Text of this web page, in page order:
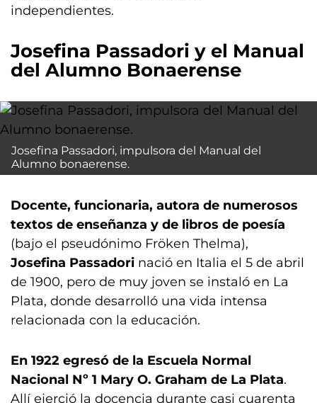
independientes.
Josefina Passadori y el Manual
del Alumno Bonaerense
Josefina Passadori, impulsora del Manual del
Alumno bonaerense.
Docente, funcionaria, autora de numerosos
textos de enseñanza y de libros de poesía
(bajo el pseudónimo Fröken Thelma),
Josefina Passadori nació en Italia el 5 de abril
de 1900, pero de muy joven se instaló en La
Plata, donde desarrolló una vida intensa
relacionada con la educación.
En 1922 egresó de la Escuela Normal
Nacional Nº 1 Mary O. Graham de La Plata.
Allí ejerció la docencia durante casi cuarenta